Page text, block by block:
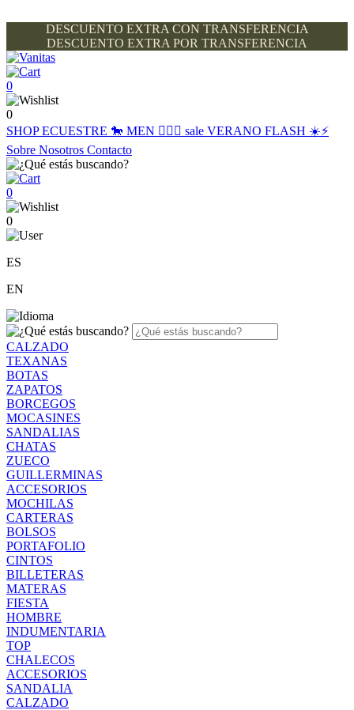
DESCUENTO EXTRA CON TRANSFERENCIA
DESCUENTO EXTRA POR TRANSFERENCIA
0
0
SHOPECUESTRE 🐎 MEN 🙋🏽‍♂️ sale VERANO FLASH ☀️⚡️
Sobre Nosotros Contacto
0
0
ES
EN
CALZADO
TEXANAS
BOTAS
ZAPATOS
BORCEGOS
MOCASINES
SANDALIAS
CHATAS
ZUECO
GUILLERMINAS
ACCESORIOS
MOCHILAS
CARTERAS
BOLSOS
PORTAFOLIO
CINTOS
BILLETERAS
MATERAS
FIESTA
HOMBRE
INDUMENTARIA
TOP
CHALECOS
ACCESORIOS
SANDALIA
CALZADO